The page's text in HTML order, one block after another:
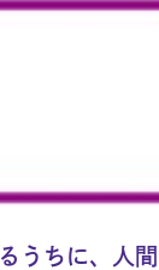
うちに、人